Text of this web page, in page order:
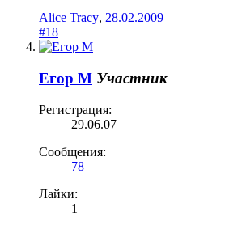
Alice Tracy, 28.02.2009
#18
Егор М Участник
Регистрация:
29.06.07
Сообщения:
78
Лайки:
1